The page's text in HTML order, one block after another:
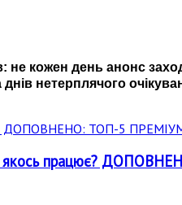
не кожен день анонс
нетерплячого
якось працює?